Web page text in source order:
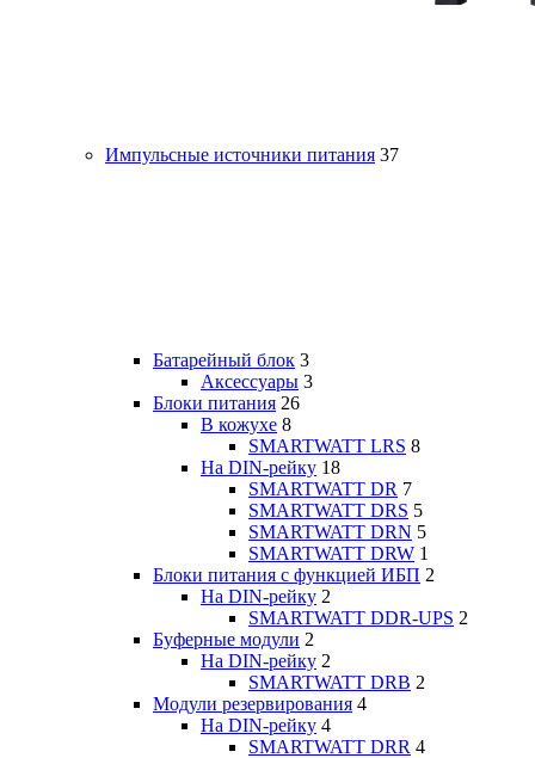
Импульсные источники питания 37
Батарейный блок 3
Аксессуары 3
Блоки питания 26
В кожухе 8
SMARTWATT LRS 8
На DIN-рейку 18
SMARTWATT DR 7
SMARTWATT DRS 5
SMARTWATT DRN 5
SMARTWATT DRW 1
Блоки питания с функцией ИБП 2
На DIN-рейку 2
SMARTWATT DDR-UPS 2
Буферные модули 2
На DIN-рейку 2
SMARTWATT DRB 2
Модули резервирования 4
На DIN-рейку 4
SMARTWATT DRR 4